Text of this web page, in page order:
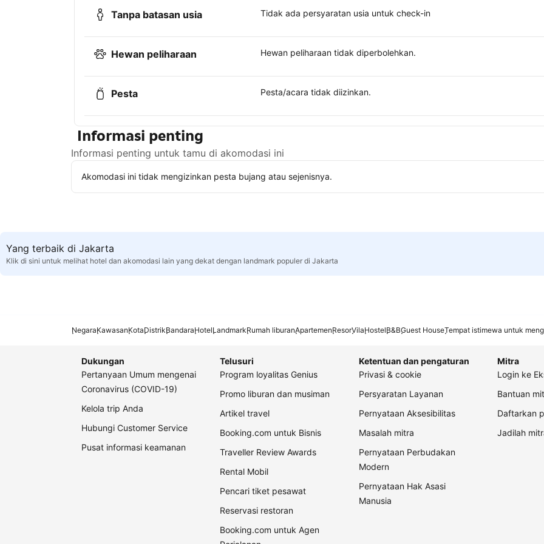
Tanpa batasan usia Tidak ada persyaratan usia untuk check-in
Hewan peliharaan Hewan peliharaan tidak diperbolehkan.
Pesta Pesta/acara tidak diizinkan.
Informasi penting
Informasi penting untuk tamu di akomodasi ini
Akomodasi ini tidak mengizinkan pesta bujang atau sejenisnya.
Yang terbaik di Jakarta
Klik di sini untuk melihat hotel dan akomodasi lain yang dekat dengan landmark populer di Jakarta
NegaraKawasanKotaDistrikBandaraHotelLandmarkRumah liburanApartemenResorVilaHostelB&BGuest HouseTempat istimewa untuk
Dukungan
Pertanyaan Umum mengenai
Coronavirus (COVID-19)
Kelola trip Anda
Hubungi Customer Service
Pusat informasi keamanan
Telusuri
Program loyalitas Genius
Promo liburan dan musiman
Artikel travel
Booking.com untuk Bisnis
Traveller Review Awards
Rental Mobil
Pencari tiket pesawat
Reservasi restoran
Booking.com untuk Agen
Ketentuan dan pengaturan
Privasi & cookie
Persyaratan Layanan
Pernyataan Aksesibilitas
Masalah mitra
Pernyataan Perbudakan
Modern
Pernyataan Hak Asasi
Manusia
Mitra
Login ke
Bantuan
Daftarkan
Jadilah